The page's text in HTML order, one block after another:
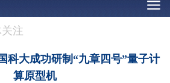
注
科大成功研制“九章四号”量子计
算原型机